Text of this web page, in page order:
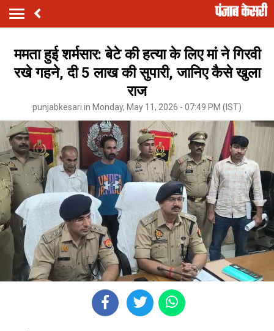
ममता हुई शर्मसार: बेटे की हत्या के लिए मां ने गिरवी
रखे गहने, दी 5 लाख की सुपारी, जानिए कैसे खुला
राज
punjabkesari.in Monday, May 11, 2026 - 07:49 PM (IST)